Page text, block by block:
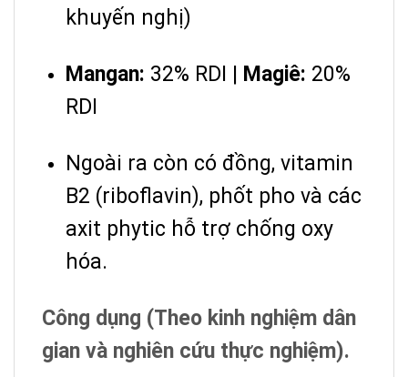
khuyến nghị)
Mangan: 32% RDI | Magiê: 20%
RDI
Ngoài ra còn có đồng, vitamin
B2 (riboflavin), phốt pho và các
axit phytic hỗ trợ chống oxy
hóa.
Công dụng (Theo kinh nghiệm dân
gian và nghiên cứu thực nghiệm).